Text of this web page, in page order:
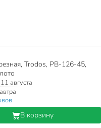
Trodos, PB-126-45,
11 августа
В корзину